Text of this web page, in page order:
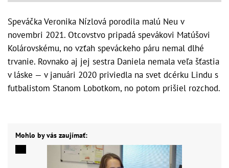
Speváčka Veronika Nízlová porodila malú Neu v
novembri 2021. Otcovstvo pripadá spevákovi Matúšovi
Kolárovskému, no vzťah speváckeho páru nemal dlhé
trvanie. Rovnako aj jej sestra Daniela nemala veľa šťastia
v láske — v januári 2020 priviedla na svet dcérku Lindu s
futbalistom Stanom Lobotkom, no potom prišiel rozchod.
Mohlo by vás zaujímať: